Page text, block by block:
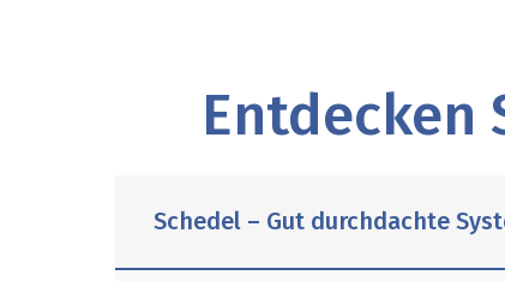
Entdecken
Schedel – Gut durchdachte